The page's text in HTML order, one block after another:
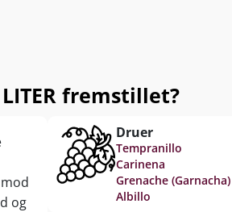
fremstillet?
og
Druer
Tempranillo
Carinena
Grenache (Garnacha)
Albillo